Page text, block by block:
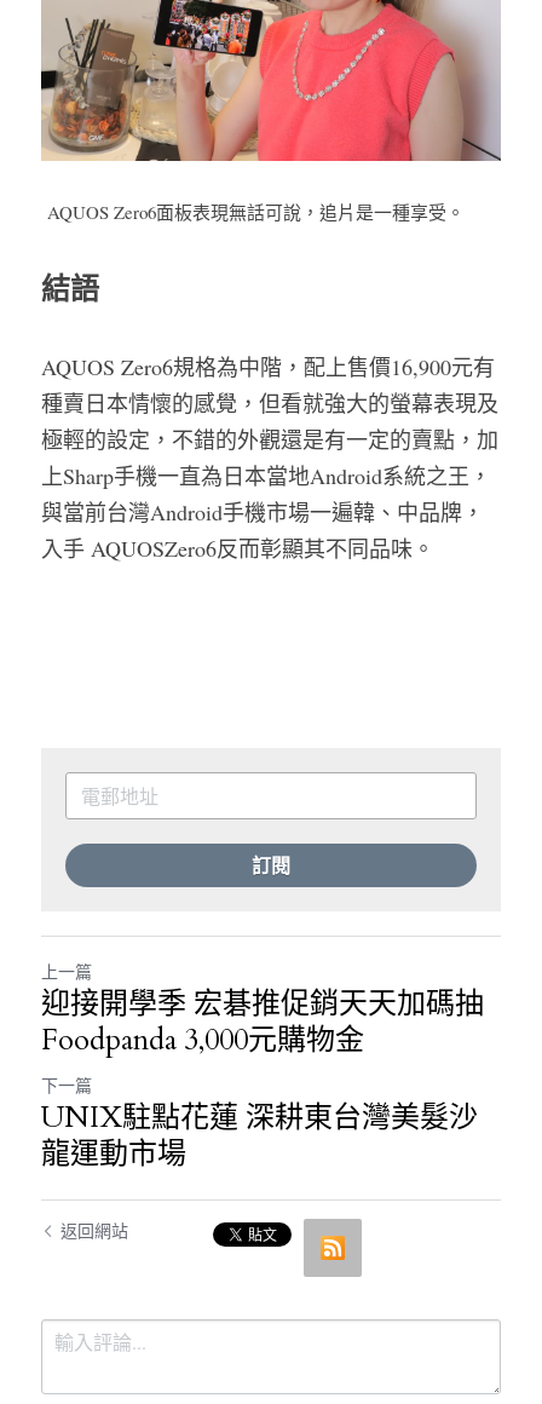
AQUOS Zero6面板表現無話可說，追片是一種享受。
結語
AQUOS Zero6規格為中階，配上售價16,900元有
種賣日本情懷的感覺，但看就強大的螢幕表現及
極輕的設定，不錯的外觀還是有一定的賣點，加
上Sharp手機一直為日本當地Android系統之王，
與當前台灣Android手機市場一遍韓、中品牌，
入手 AQUOSZero6反而彰顯其不同品味。
訂閱
上一篇
迎接開學季 宏碁推促銷天天加碼抽
Foodpanda 3,000元購物金
下一篇
UNIX駐點花蓮 深耕東台灣美髮沙
龍運動市場
返回網站